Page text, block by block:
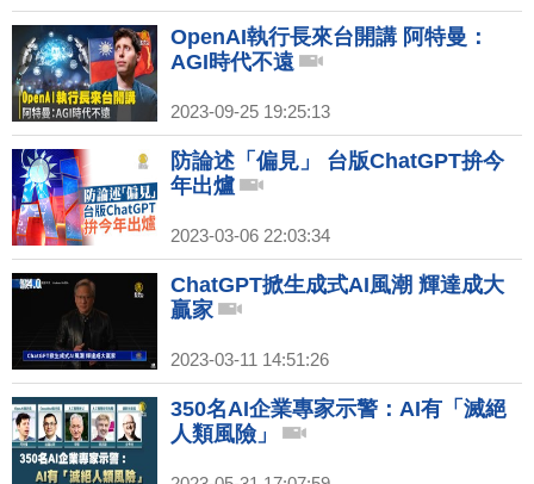
OpenAI執行長來台開講 阿特曼：
AGI時代不遠
2023-09-25 19:25:13
防論述「偏見」 台版ChatGPT拚今
年出爐
2023-03-06 22:03:34
ChatGPT掀生成式AI風潮 輝達成大
贏家
2023-03-11 14:51:26
350名AI企業專家示警：AI有「滅絕
人類風險」